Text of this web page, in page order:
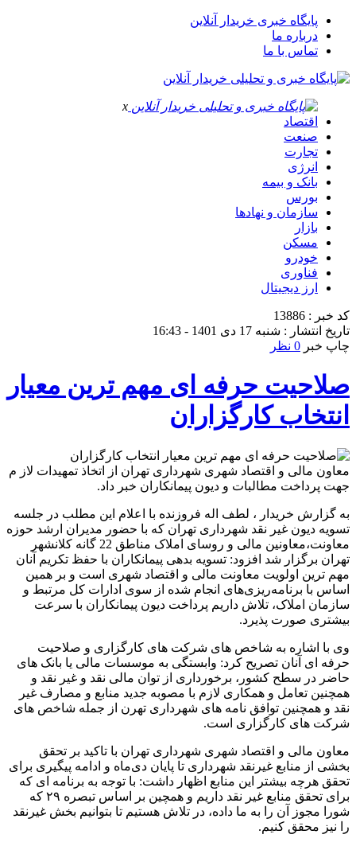
پایگاه خبری خریدار آنلاین
درباره ما
تماس با ما
x
اقتصاد
صنعت
تجارت
انرژی
بانک و بیمه
بورس
سازمان و نهادها
بازار
مسکن
خودرو
فناوری
ارز دیجیتال
کد خبر : 13886
تاریخ انتشار : شنبه 17 دی 1401 - 16:43
چاپ خبر 0 نظر
صلاحیت حرفه ای مهم ترین معیار
انتخاب کارگزاران
معاون مالی و اقتصاد شهری شهرداری تهران از اتخاذ تمهیدات لاز م
جهت پرداخت مطالبات و دیون پیمانکاران خبر داد.
به گزارش خریدار ، لطف اله فروزنده با اعلام این مطلب در جلسه
تسویه دیون غیر نقد شهرداری تهران که با حضور مدیران ارشد حوزه
معاونت،معاونین مالی و روسای املاک مناطق 22 گانه کلانشهر
تهران برگزار شد افزود: تسویه بدهی پیمانکاران با حفظ تکریم آنان
مهم ترین اولویت معاونت مالی و اقتصاد شهری است و بر همین
اساس با برنامه‌ریزی‌های انجام شده از سوی ادارات کل مرتبط و
سازمان املاک، تلاش داریم پرداخت دیون پیمانکاران با سرعت
بیشتری صورت پذیرد.
وی با اشاره به شاخص های شرکت های کارگزاری و صلاحیت
حرفه ای آنان تصریح کرد: وابستگی به موسسات مالی یا بانک های
حاضر در سطح کشور، برخورداری از توان مالی نقد و غیر نقد و
همچنین تعامل و همکاری لازم با مصوبه جدید منابع و مصارف غیر
نقد و همچنین توافق نامه های شهرداری تهرن از جمله شاخص های
شرکت های کارگزاری است.
معاون مالی و اقتصاد شهری شهرداری تهران با تاکید بر تحقق
بخشی از منابع غیرنقد شهرداری تا پایان دی‌ماه و ادامه پیگیری برای
تحقق هرچه بیشتر این منابع اظهار داشت: با توجه به برنامه ای که
برای تحقق منابع غیر نقد داریم و همچین بر اساس تبصره ۲۹ که
شورا مجوز آن را به ما داده، در تلاش هستیم تا بتوانیم بخش غیرنقد
را نیز محقق کنیم.